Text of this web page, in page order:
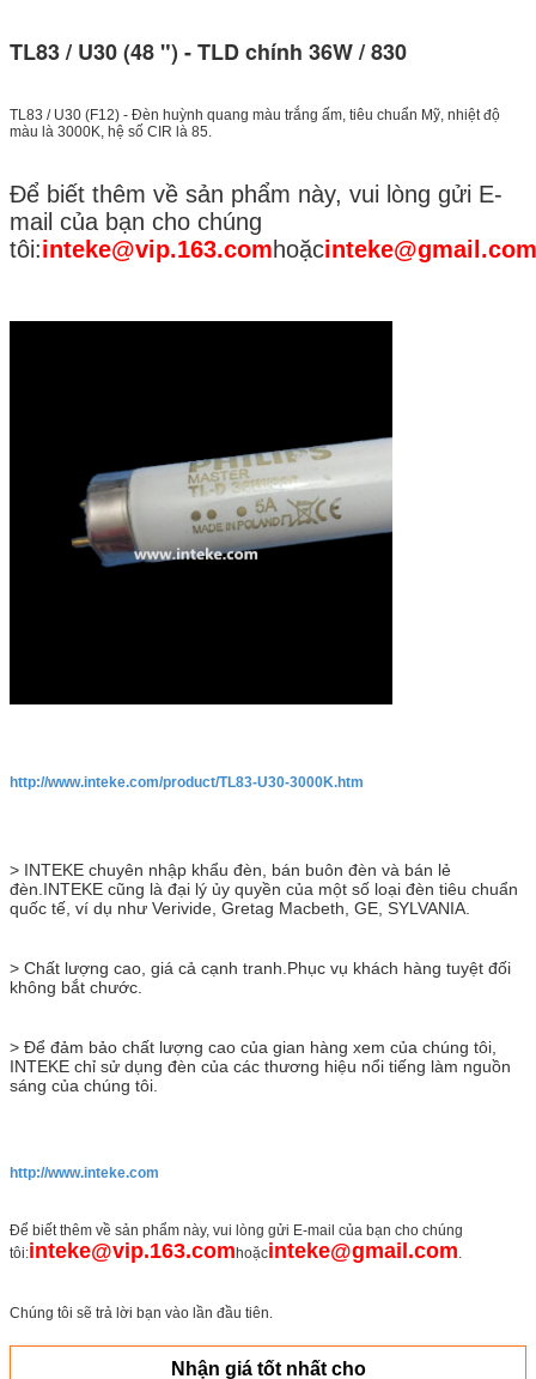
TL83 / U30 (48 ") - TLD chính 36W / 830
TL83 / U30 (F12) - Đèn huỳnh quang màu trắng ấm, tiêu chuẩn Mỹ, nhiệt độ
màu là 3000K, hệ số CIR là 85.
Để biết thêm về sản phẩm này, vui lòng gửi E-
mail của bạn cho chúng
tôi:inteke@vip.163.comhoặcinteke@gmail.com
http://www.inteke.com/product/TL83-U30-3000K.htm
> INTEKE chuyên nhập khẩu đèn, bán buôn đèn và bán lẻ
đèn.INTEKE cũng là đại lý ủy quyền của một số loại đèn tiêu chuẩn
quốc tế, ví dụ như Verivide, Gretag Macbeth, GE, SYLVANIA.
> Chất lượng cao, giá cả cạnh tranh.Phục vụ khách hàng tuyệt đối
không bắt chước.
> Để đảm bảo chất lượng cao của gian hàng xem của chúng tôi,
INTEKE chỉ sử dụng đèn của các thương hiệu nổi tiếng làm nguồn
sáng của chúng tôi.
http://www.inteke.com
Để biết thêm về sản phẩm này, vui lòng gửi E-mail của bạn cho chúng
tôi:inteke@vip.163.comhoặcinteke@gmail.com.
Chúng tôi sẽ trả lời bạn vào lần đầu tiên.
Nhận giá tốt nhất cho